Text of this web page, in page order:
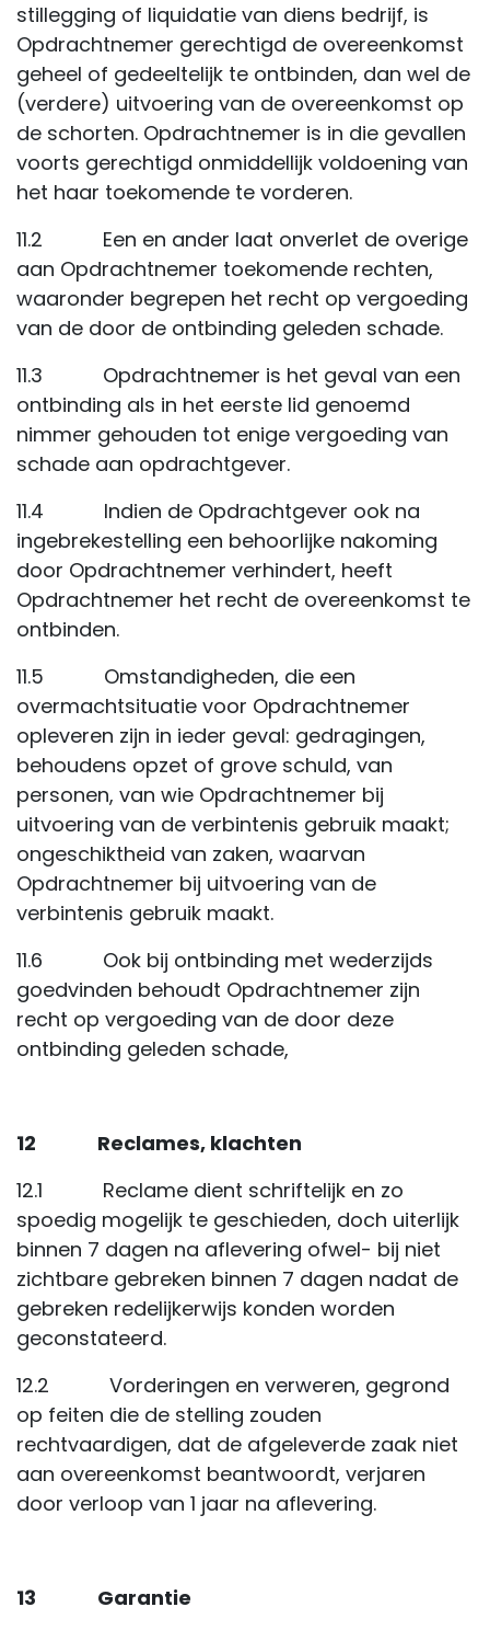
stillegging of liquidatie van diens bedrijf, is
Opdrachtnemer gerechtigd de overeenkomst
geheel of gedeeltelijk te ontbinden, dan wel de
(verdere) uitvoering van de overeenkomst op
de schorten. Opdrachtnemer is in die gevallen
voorts gerechtigd onmiddellijk voldoening van
het haar toekomende te vorderen.
11.2 Een en ander laat onverlet de overige
aan Opdrachtnemer toekomende rechten,
waaronder begrepen het recht op vergoeding
van de door de ontbinding geleden schade.
11.3 Opdrachtnemer is het geval van een
ontbinding als in het eerste lid genoemd
nimmer gehouden tot enige vergoeding van
schade aan opdrachtgever.
11.4 Indien de Opdrachtgever ook na
ingebrekestelling een behoorlijke nakoming
door Opdrachtnemer verhindert, heeft
Opdrachtnemer het recht de overeenkomst te
ontbinden.
11.5 Omstandigheden, die een
overmachtsituatie voor Opdrachtnemer
opleveren zijn in ieder geval: gedragingen,
behoudens opzet of grove schuld, van
personen, van wie Opdrachtnemer bij
uitvoering van de verbintenis gebruik maakt;
ongeschiktheid van zaken, waarvan
Opdrachtnemer bij uitvoering van de
verbintenis gebruik maakt.
11.6 Ook bij ontbinding met wederzijds
goedvinden behoudt Opdrachtnemer zijn
recht op vergoeding van de door deze
ontbinding geleden schade,
12 Reclames, klachten
12.1 Reclame dient schriftelijk en zo
spoedig mogelijk te geschieden, doch uiterlijk
binnen 7 dagen na aflevering ofwel- bij niet
zichtbare gebreken binnen 7 dagen nadat de
gebreken redelijkerwijs konden worden
geconstateerd.
12.2 Vorderingen en verweren, gegrond
op feiten die de stelling zouden
rechtvaardigen, dat de afgeleverde zaak niet
aan overeenkomst beantwoordt, verjaren
door verloop van 1 jaar na aflevering.
13 Garantie